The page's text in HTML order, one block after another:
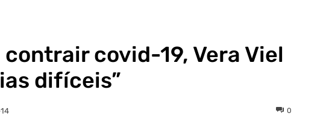
covid-19, Vera Viel
difíceis”
0